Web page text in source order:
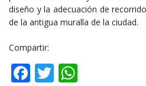
diseño y la adecuación de
de la antigua muralla de la ciudad.
Compartir:
Facebook
Twitter